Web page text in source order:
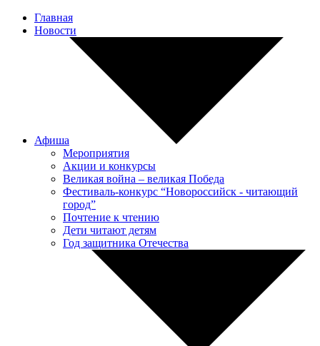
Главная
Новости
Афиша
Мероприятия
Акции и конкурсы
Великая война – великая Победа
Фестиваль-конкурс “Новороссийск - читающий
город”
Почтение к чтению
Дети читают детям
Год защитника Отечества